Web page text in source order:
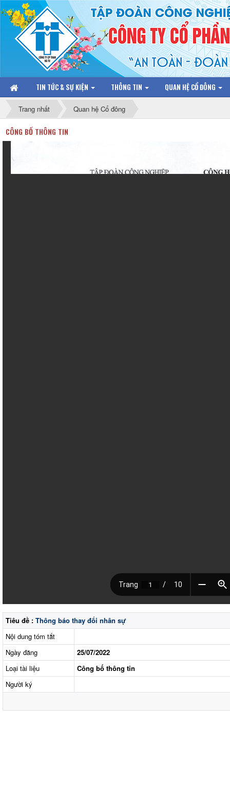
TIN TỨC & SỰ KIỆN THÔNG TIN QUAN HỆ CỔ ĐÔNG
Trang nhất Quan hệ Cổ đông
CÔNG BỐ THÔNG TIN
Tiêu đề : Thông báo thay đổi nhân sự
Nội dung tóm tắt
Ngày đăng
25/07/2022
Loại tài liệu
Công bố thông tin
Người ký